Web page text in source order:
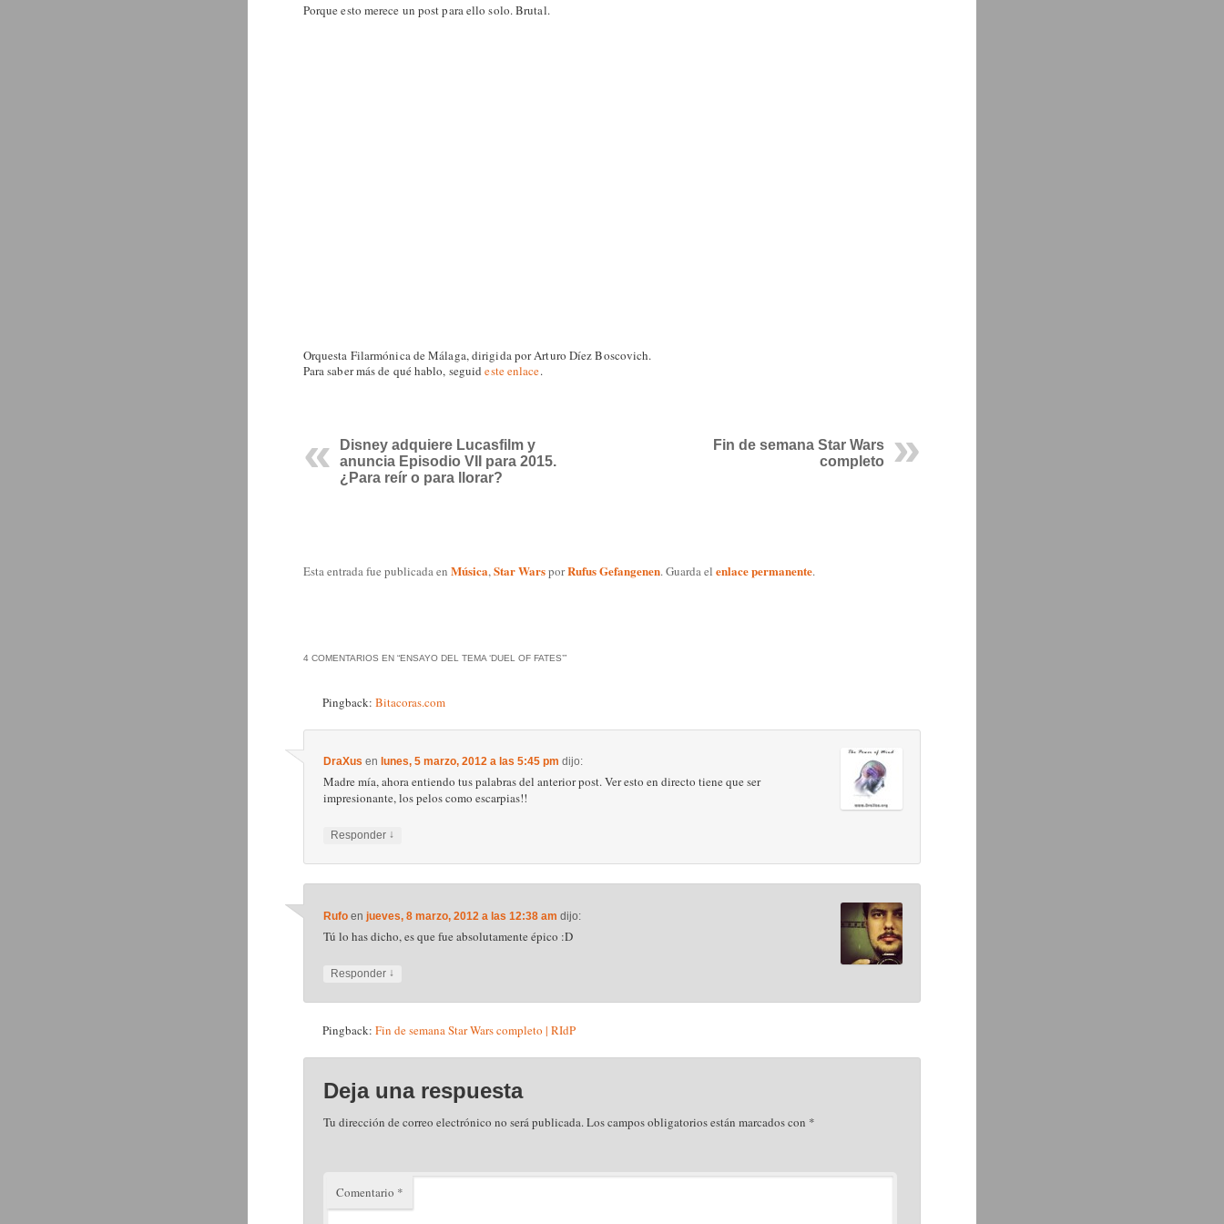
Porque esto merece un post para ello solo. Brutal.
Orquesta Filarmónica de Málaga, dirigida por Arturo Díez Boscovich.
Para saber más de qué hablo, seguideste enlace.
Disney adquiere Lucasfilm y
anuncia Episodio VII para 2015.
¿Para reír o para llorar?
Fin de semana Star Wars
completo
Esta entrada fue publicada en Música,Star WarsporRufus Gefangenen. Guarda el enlace permanente.
4 COMENTARIOS EN “ENSAYO DEL TEMA ‘DUEL OF FATES’”
Pingback: Bitacoras.com
DraXus en lunes, 5 marzo, 2012 a las 5:45 pm dijo:
Madre mía, ahora entiendo tus palabras del anterior post. Ver esto en directo tiene que ser
impresionante, los pelos como escarpias!!
Responder ↓
Rufoen jueves, 8 marzo, 2012 a las 12:38 am dijo:
Tú lo has dicho, es que fue absolutamente épico :D
Responder ↓
Pingback: Fin de semana Star Wars completo | RIdP
Deja una respuesta
Tu dirección de correo electrónico no será publicada.Los campos obligatorios están marcados con *
Comentario *